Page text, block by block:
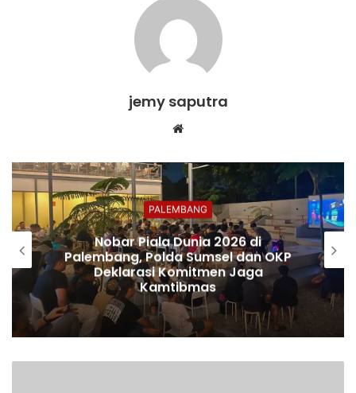
jemy saputra
Website
PALEMBANG
Nobar Piala Dunia 2026 di
Palembang, Polda Sumsel dan OKP
Deklarasi Komitmen Jaga
Kamtibmas